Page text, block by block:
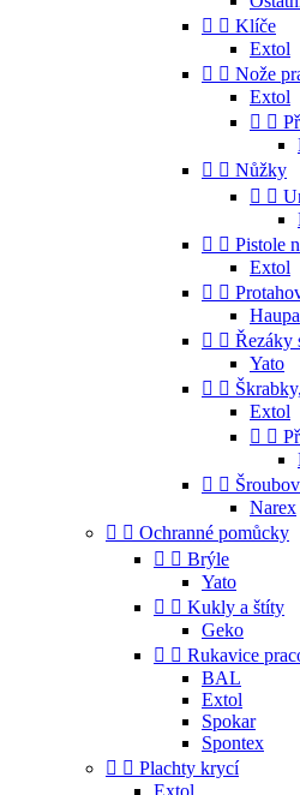
  Klíče
Extol
  Nože
Extol
 
  Nůžky
 
  Pistole
Extol
 
Haupa
  Řezáky
Yato
 
Extol
 
 
Narex
  Ochranné pomůcky
  Brýle
Yato
  Kukly a štíty
Geko
  Rukavice
BAL
Extol
Spokar
Spontex
  Plachty krycí
Extol